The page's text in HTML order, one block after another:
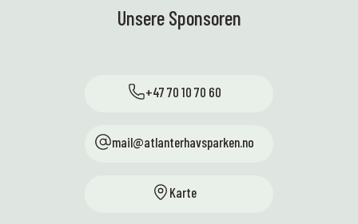
Unsere Sponsoren
+47 70 10 70 60
mail@atlanterhavsparken.no
Karte